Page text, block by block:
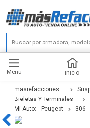
Menu Inicio
masrefacciones
Bieletas Y Terminales
Mi Auto:
Peugeot 306